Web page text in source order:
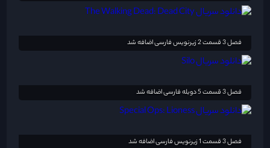
فصل 3 قسمت 2 زیرنویس فارسی اضافه شد
فصل 3 قسمت 5 دوبله فارسی اضافه شد
فصل 3 قسمت 1 زیرنویس فارسی اضافه شد